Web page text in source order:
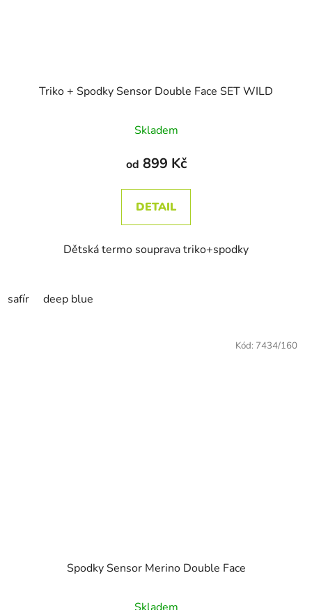
Triko + Spodky Sensor Double Face SET WILD
Skladem
od 899 Kč
DETAIL
Dětská termo souprava triko+spodky
safír deep blue
Spodky Sensor Merino Double Face
Skladem
Kód: 7434/160